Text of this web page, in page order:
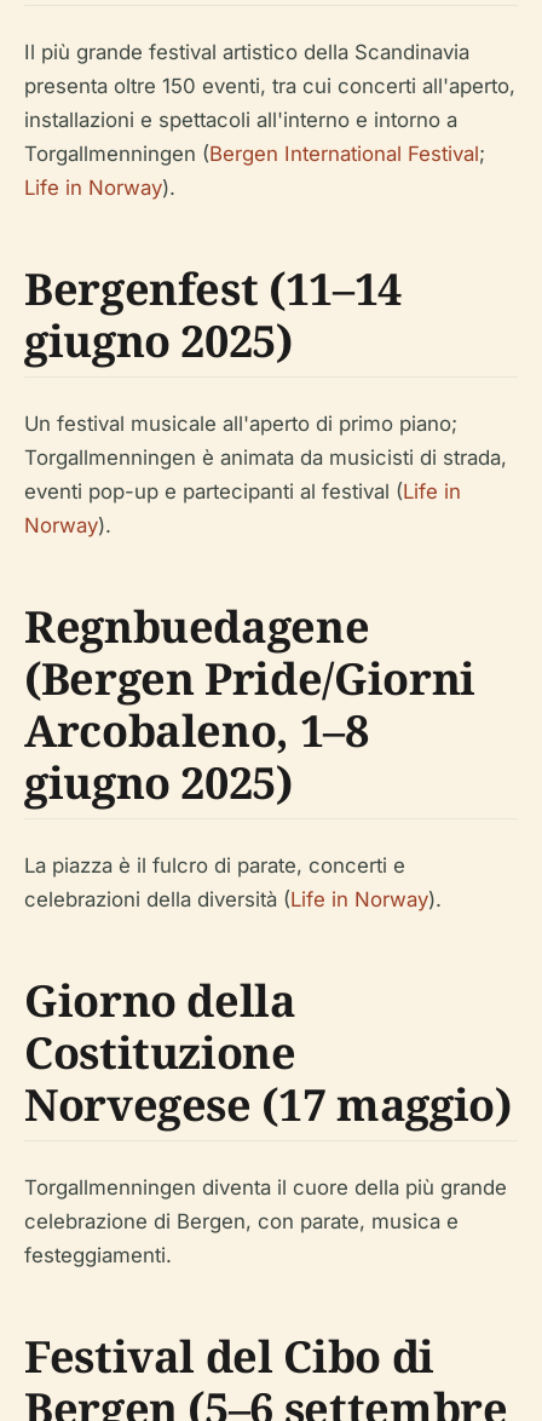
Il più grande festival artistico della Scandinavia
presenta oltre 150 eventi, tra cui concerti all'aperto,
installazioni e spettacoli all'interno e intorno a
Torgallmenningen (Bergen International Festival;
Life in Norway).
Bergenfest (11–14
giugno 2025)
Un festival musicale all'aperto di primo piano;
Torgallmenningen è animata da musicisti di strada,
eventi pop-up e partecipanti al festival (Life in
Norway).
Regnbuedagene
(Bergen Pride/Giorni
Arcobaleno, 1–8
giugno 2025)
La piazza è il fulcro di parate, concerti e
celebrazioni della diversità (Life in Norway).
Giorno della
Costituzione
Norvegese (17 maggio)
Torgallmenningen diventa il cuore della più grande
celebrazione di Bergen, con parate, musica e
festeggiamenti.
Festival del Cibo di
Bergen (5–6 settembre